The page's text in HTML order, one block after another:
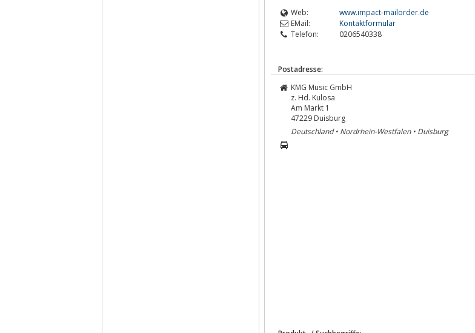
Web:
www.impact-mailorder.de
EMail:
Kontaktformular
Telefon:
0206540338
Postadresse:
KMG Music GmbH
z. Hd. Kulosa
Am Markt 1
47229 Duisburg
Deutschland • Nordrhein-Westfalen • Duisburg